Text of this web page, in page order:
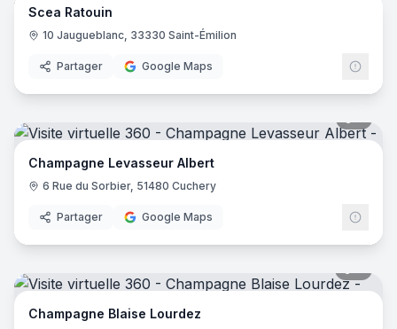
Scea Ratouin
10 Jaugueblanc, 33330 Saint-Émilion
Partager Google Maps
Champagne Levasseur Albert
6 Rue du Sorbier, 51480 Cuchery
Partager Google Maps
Champagne Blaise Lourdez